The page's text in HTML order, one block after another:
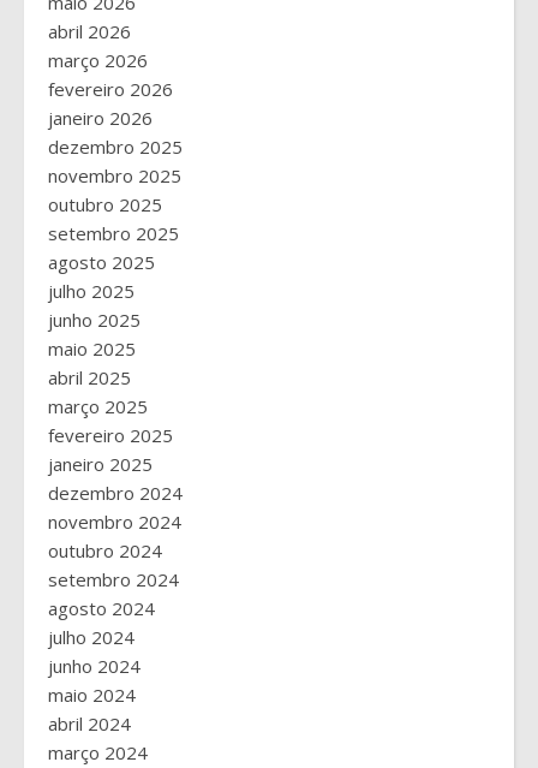
abril 2026
março 2026
fevereiro 2026
janeiro 2026
dezembro 2025
novembro 2025
outubro 2025
setembro 2025
agosto 2025
julho 2025
junho 2025
maio 2025
abril 2025
março 2025
fevereiro 2025
janeiro 2025
dezembro 2024
novembro 2024
outubro 2024
setembro 2024
agosto 2024
julho 2024
junho 2024
maio 2024
abril 2024
março 2024